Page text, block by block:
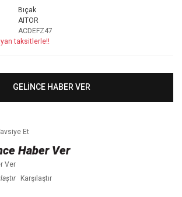
Bıçak
AITOR
ACDEFZ47
taksitlerle!!
GELİNCE HABER VER
Et
Ver
Karşılaştır